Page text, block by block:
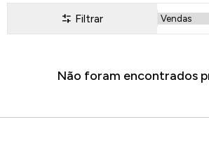
Filtrar
Não foram encontrados